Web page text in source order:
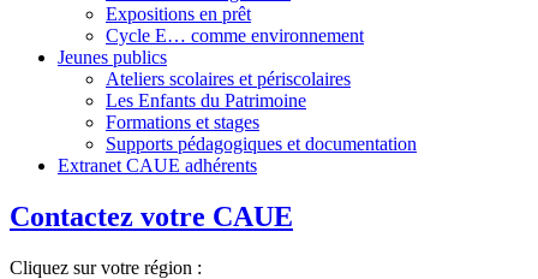
Expositions en prêt
Cycle E… comme environnement
Jeunes publics
Ateliers scolaires et périscolaires
Les Enfants du Patrimoine
Formations et stages
Supports pédagogiques et documentation
Extranet CAUE adhérents
Contactez votre CAUE
Cliquez sur votre région :